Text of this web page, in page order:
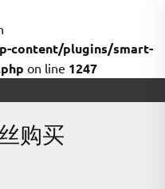
content/plugins/smart-
on line 1247
购买